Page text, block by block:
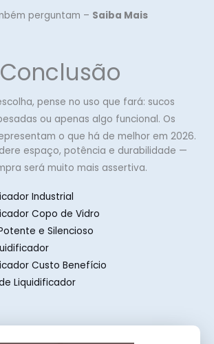
perguntam – Saiba Mais
Conclusão
pense no uso que fará: sucos
ou apenas algo funcional. Os
o que há de melhor em 2026.
espaço, potência e durabilidade —
será muito mais assertiva.
Industrial
Copo de Vidro
e Silencioso
Custo Benefício
Liquidificador